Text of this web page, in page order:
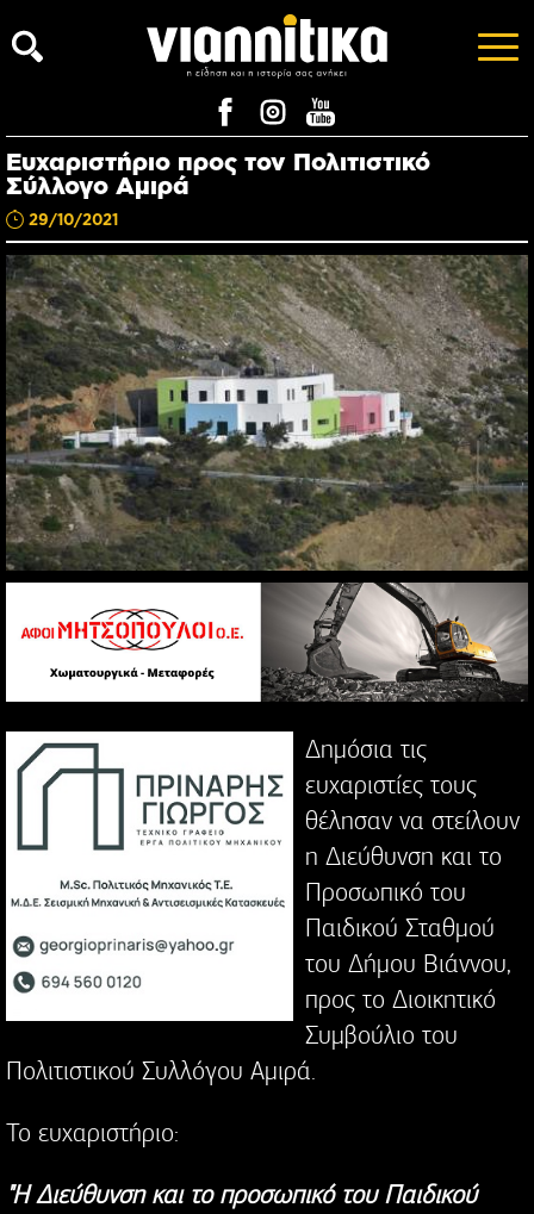
Ευχαριστήριο προς τον Πολιτιστικό
Σύλλογο Αμιρά
29/10/2021
Δημόσια τις
ευχαριστίες τους
θέλησαν να στείλουν
η Διεύθυνση και το
Προσωπικό του
Παιδικού Σταθμού
του Δήμου Βιάννου,
προς το Διοικητικό
Συμβούλιο του
Πολιτιστικού Συλλόγου Αμιρά.
Το ευχαριστήριο:
"Η Διεύθυνση και το προσωπικό του Παιδικού